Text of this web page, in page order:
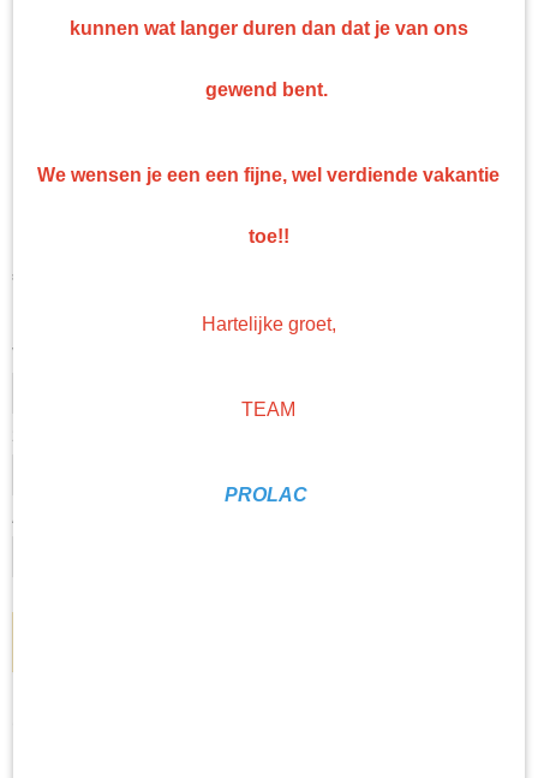
Mipa 2K-HS-Nass-in-Nass-
€ 89,95
Levertijd Geleverd binnen 24 uur!
Verharder
2k verdunning
Aantal
kunnen wat langer duren dan dat je van ons
gewend bent.
We wensen je een een fijne, wel verdiende vakantie
toe!!
Hartelijke groet,
TEAM
PROLAC